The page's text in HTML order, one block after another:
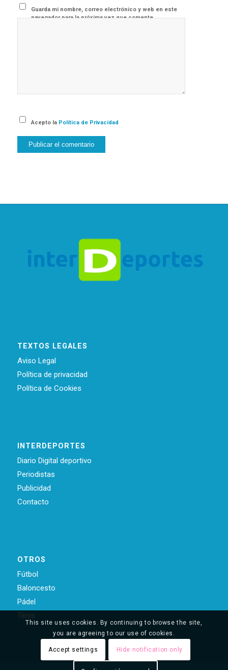
Guarda mi nombre, correo electrónico y web en este
navegador para la próxima vez que comente.
Acepto la Política de Privacidad
TEXTOS LEGALES
Aviso Legal
Política de privacidad
Política de Cookies
INTERDEPORTES
Diario Digital deportivo
Periodistas
Publicidad
Contacto
OTROS
Fútbol
Baloncesto
Pádel
Ténis
This site uses cookies. By continuing to browse the site,
you are agreeing to our use of cookies.
Accept settings Hide notification only